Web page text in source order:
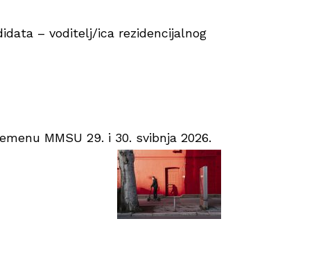
– voditelj/ica rezidencijalnog
MMSU 29. i 30. svibnja 2026.